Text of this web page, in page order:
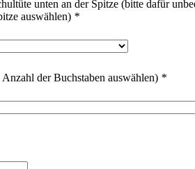
unten an der Spitze (bitte dafür
auswählen) *
der Buchstaben auswählen) *